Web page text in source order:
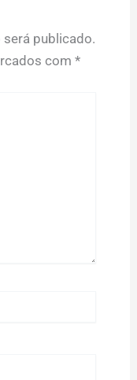
será publicado.
com *